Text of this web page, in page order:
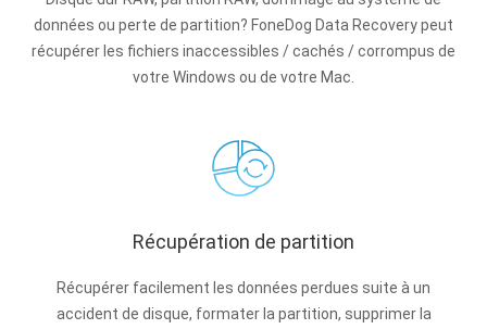
données ou perte de partition? FoneDog Data Recovery peut
récupérer les fichiers inaccessibles / cachés / corrompus de
votre Windows ou de votre Mac.
Récupération de partition
Récupérer facilement les données perdues suite à un
accident de disque, formater la partition, supprimer la